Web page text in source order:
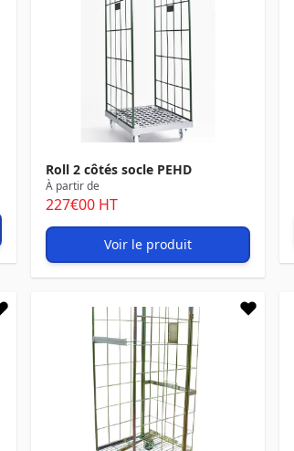
Roll 2 côtés socle PEHD
À partir de
227€00 HT
Voir le produit